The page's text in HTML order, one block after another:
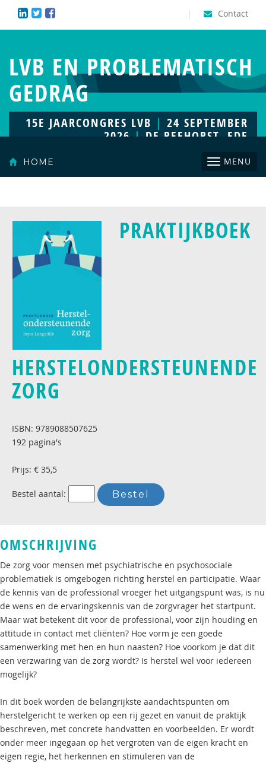
Contact
|
LVB EN PROBLEMATISCH
GEDRAG
15E JAARCONGRES LVB | 24 SEPTEMBER
2026 | DE REEHORST, EDE
MENU
Toggle
HOME
PRAKTIJKBOEK
HERSTELONDERSTEUNENDE
ZORG
ISBN: 9789088507625
192 pagina's
Prijs: € 35,5
Bestel aantal:
OMSCHRIJVING
De zorg voor mensen met psychiatrische en psychosociale
problematiek is omgebogen richting herstel en participatie. Waar
de kennis van de professional vroeger het uitgangspunt was, is nu
de wens en de ervaringskennis van de zorgvrager het startpunt.
Maar wat betekent dit voor de professional, voor zijn houding en
attitude in contact met cliënten? Hoe vorm je een goede
samenwerking met hen en hun naasten? Hoe voorkom je dat dit
een verzwaring van de zorg wordt? Is herstel wel voor iedereen
mogelijk?
In dit boek worden de belangrijkste aandachtspunten om
herstelgericht te werken op een rij gezet en vanuit de praktijk
beschreven, met concrete handvatten en voorbeelden. Er wordt
onder meer ingegaan op het vergroten van de eigen kracht en
eigen regie, het herkennen en stimuleren van de